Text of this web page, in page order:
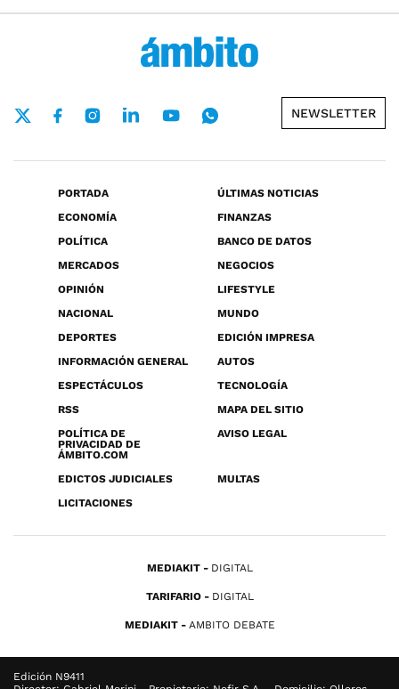
NEWSLETTER
PORTADA
ÚLTIMAS NOTICIAS
ECONOMÍA
FINANZAS
POLÍTICA
BANCO DE DATOS
MERCADOS
NEGOCIOS
OPINIÓN
LIFESTYLE
NACIONAL
MUNDO
DEPORTES
EDICIÓN IMPRESA
INFORMACIÓN GENERAL
AUTOS
ESPECTÁCULOS
TECNOLOGÍA
RSS
MAPA DEL SITIO
POLÍTICA DE
PRIVACIDAD DE
ÁMBITO.COM
AVISO LEGAL
EDICTOS JUDICIALES
MULTAS
LICITACIONES
MEDIAKIT DIGITAL
TARIFARIO DIGITAL
MEDIAKIT AMBITO DEBATE
Edición N9411